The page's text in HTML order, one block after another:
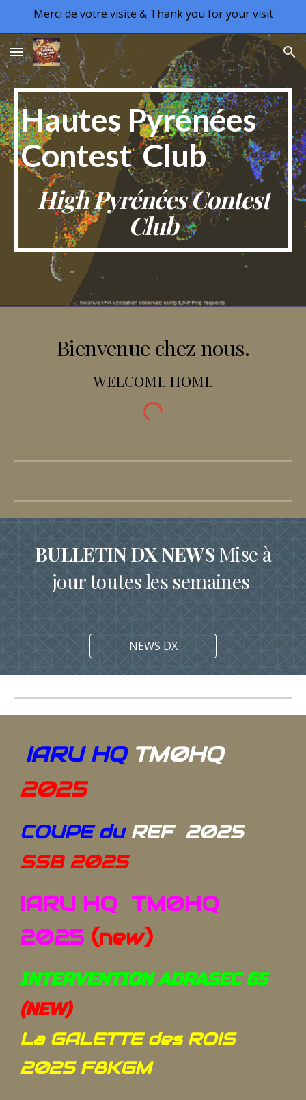
Merci de votre visite & Thank you for your visit
Hautes Pyrénées
Contest Club
High Pyrénées Contest
Club
Bienvenue chez nous.
WELCOME HOME
BULLETIN DX NEWSMise à
jour toutes les semaines
NEWS DX
IARU HQ TM0HQ
2025
COUPE duREF 2025
SSB 2025
IARU HQ TM0HQ
2025 (new)
INTERVENTION ADRASEC 65
(NEW)
La GALETTE des ROIS
2025 F8KGM